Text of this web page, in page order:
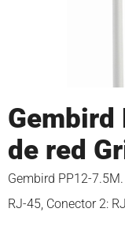
de red
Gembird PP12-
RJ-45, Conector 2: